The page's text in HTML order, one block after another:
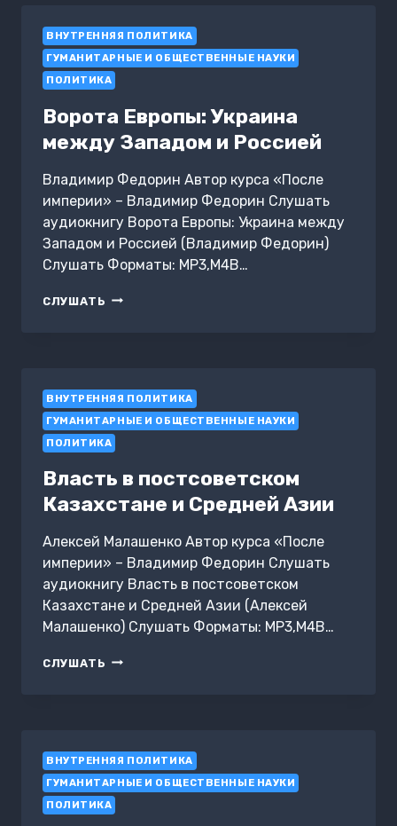
POSTSOVETICUS
ВНУТРЕННЯЯ ПОЛИТИКА
ГУМАНИТАРНЫЕ И ОБЩЕСТВЕННЫЕ НАУКИ
ПОЛИТИКА
Ворота Европы: Украина
между Западом и Россией
Владимир Федорин Автор курса «После
империи» – Владимир Федорин Слушать
аудиокнигу Ворота Европы: Украина между
Западом и Россией (Владимир Федорин)
Слушать Форматы: MP3,M4B…
СЛУШАТЬ ВОРОТА
РОССИЕЙ
ВНУТРЕННЯЯ ПОЛИТИКА
ГУМАНИТАРНЫЕ И ОБЩЕСТВЕННЫЕ НАУКИ
ПОЛИТИКА
Власть в постсоветском
Казахстане и Средней Азии
Алексей Малашенко Автор курса «После
империи» – Владимир Федорин Слушать
аудиокнигу Власть в постсоветском
Казахстане и Средней Азии (Алексей
Малашенко) Слушать Форматы: MP3,M4B…
СЛУШАТЬ ВЛАСТЬ
АЗИИ
ВНУТРЕННЯЯ ПОЛИТИКА
ГУМАНИТАРНЫЕ И ОБЩЕСТВЕННЫЕ НАУКИ
ПОЛИТИКА